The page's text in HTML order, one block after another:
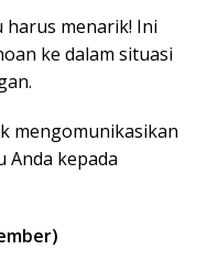
harus menarik! Ini
ke dalam situasi
mengomunikasikan
Anda kepada